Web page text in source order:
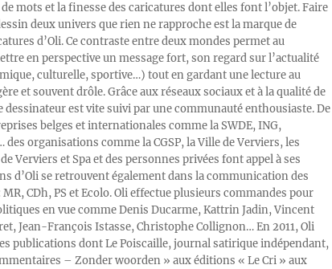
mots et la finesse des caricatures dont elles font l’objet. Faire
deux univers que rien ne rapproche est la marque de
d’Oli. Ce contraste entre deux mondes permet au
en perspective un message fort, son regard sur l’actualité
culturelle, sportive…) tout en gardant une lecture au
et souvent drôle. Grâce aux réseaux sociaux et à la qualité de
dessinateur est vite suivi par une communauté enthousiaste. De
belges et internationales comme la SWDE, ING,
organisations comme la CGSP, la Ville de Verviers, les
Verviers et Spa et des personnes privées font appel à ses
d’Oli se retrouvent également dans la communication des
CDh, PS et Ecolo. Oli effectue plusieurs commandes pour
en vue comme Denis Ducarme, Kattrin Jadin, Vincent
Jean-François Istasse, Christophe Collignon… En 2011, Oli
publications dont Le Poiscaille, journal satirique indépendant,
– Zonder woorden » aux éditions « Le Cri » aux